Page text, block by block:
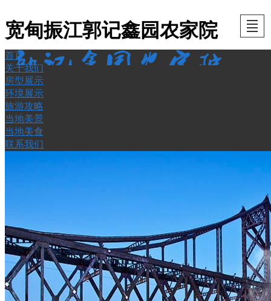
宽甸振江郭记鑫园农家院
首页 关于我 房型展 环境展 旅游攻 当地美 当地美
首页
关于我们
房型展示
环境展示
旅游攻略
当地美景
当地美食
联系我们